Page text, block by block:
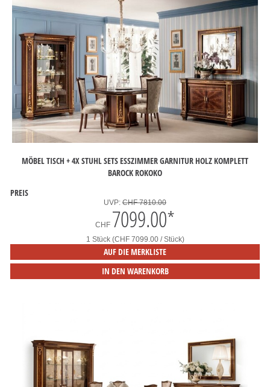
MÖBEL TISCH + 4X STUHL SETS ESSZIMMER GARNITUR HOLZ KOMPLETT
BAROCK ROKOKO
PREIS
UVP: CHF 7810.00
CHF 7099.00*
1 Stück (CHF 7099.00 / Stück)
AUF DIE MERKLISTE
IN DEN WARENKORB